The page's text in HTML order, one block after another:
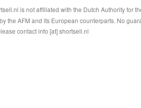
is not affiliated with the Dutch Authority for
the AFM and its European counterparts. No
contact info [at] shortsell.nl